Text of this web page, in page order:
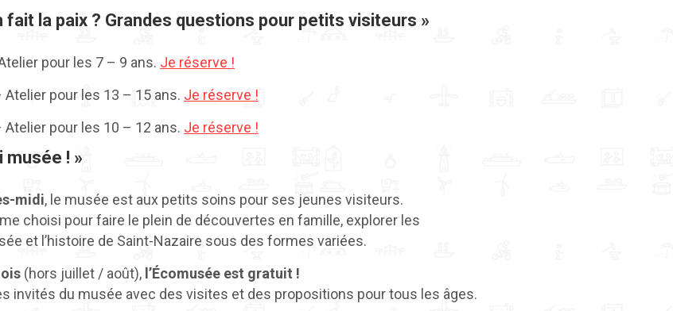
fait la paix ? Grandes questions pour petits visiteurs »
pour les 7 – 9 ans. Je réserve !
Atelier pour les 13 – 15 ans. Je réserve !
Atelier pour les 10 – 12 ans. Je réserve !
musée ! »
midi, le musée est aux petits soins pour ses jeunes visiteurs.
choisi pour faire le plein de découvertes en famille, explorer les
et l’histoire de Saint-Nazaire sous des formes variées.
(hors juillet / août), l’Écomusée est gratuit !
invités du musée avec des visites et des propositions pour tous les âges.